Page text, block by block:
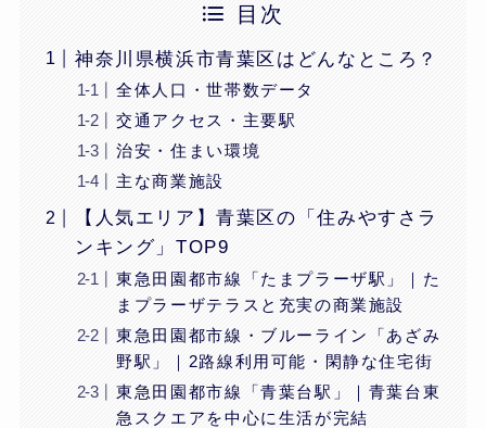
目次
神奈川県横浜市青葉区はどんなところ？
全体人口・世帯数データ
交通アクセス・主要駅
治安・住まい環境
主な商業施設
【人気エリア】青葉区の「住みやすさラ
ンキング」TOP9
東急田園都市線「たまプラーザ駅」｜た
まプラーザテラスと充実の商業施設
東急田園都市線・ブルーライン「あざみ
野駅」｜2路線利用可能・閑静な住宅街
東急田園都市線「青葉台駅」｜青葉台東
急スクエアを中心に生活が完結